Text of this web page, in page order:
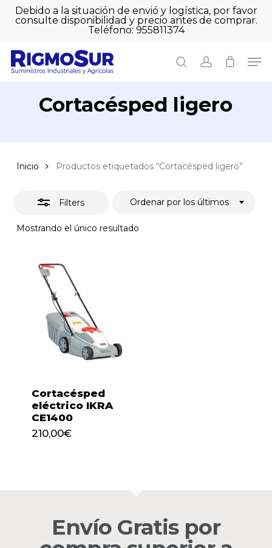
SkipDebido a la situación de envió y logística, por favor
consulte disponibilidad y precio antes de comprar.
Teléfono: 955811374
searchaccount
Cart Close
carrito.
Cortacésped ligero
Inicio Productos etiquetados “Cortacésped ligero”
Filters
Mostrando el único resultado
Ordenar por los últimos
Close
Cortacésped
eléctrico IKRA
CE1400
210,00€
210,00
Envío Gratis por